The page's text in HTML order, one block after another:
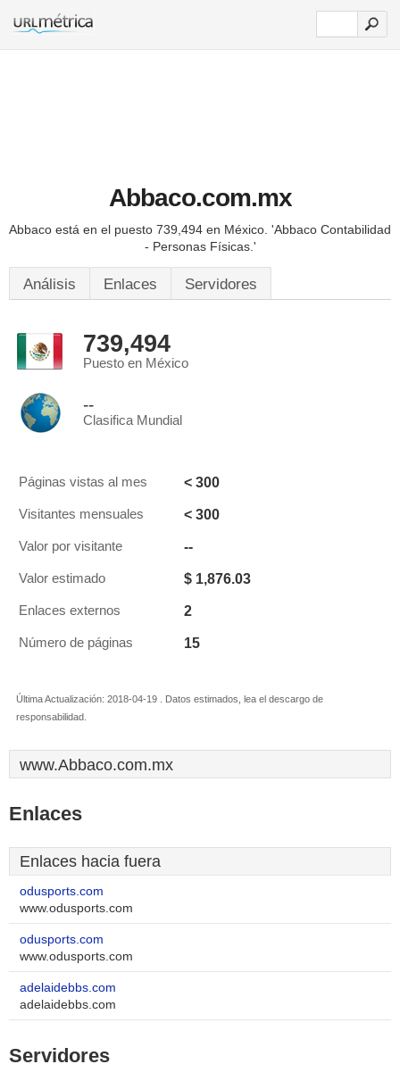
Abbaco.com.mx
Abbaco está en el puesto 739,494 en México. 'Abbaco Contabilidad
- Personas Físicas.'
Análisis Enlaces Servidores
739,494
Puesto en México
--
Clasifica Mundial
Páginas vistas al mes < 300
Visitantes mensuales < 300
Valor por visitante --
Valor estimado $ 1,876.03
Enlaces externos 2
Número de páginas 15
Última Actualización: 2018-04-19 . Datos estimados, lea el descargo de
responsabilidad.
www.Abbaco.com.mx
Enlaces
Enlaces hacia fuera
odusports.com
www.odusports.com
odusports.com
www.odusports.com
adelaidebbs.com
adelaidebbs.com
Servidores